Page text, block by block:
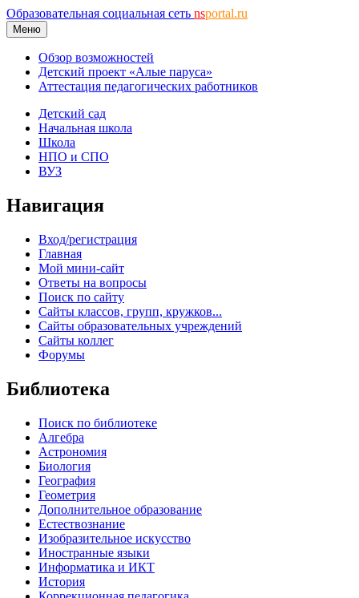
Образовательная социальная сеть nsportal.ru
Меню
Обзор возможностей
Детский проект «Алые паруса»
Аттестация педагогических работников
Детский сад
Начальная школа
Школа
НПО и СПО
ВУЗ
Навигация
Вход/регистрация
Главная
Мой мини-сайт
Ответы на вопросы
Поиск по сайту
Сайты классов, групп, кружков...
Сайты образовательных учреждений
Сайты коллег
Форумы
Библиотека
Поиск по библиотеке
Алгебра
Астрономия
Биология
География
Геометрия
Дополнительное образование
Естествознание
Изобразительное искусство
Иностранные языки
Информатика и ИКТ
История